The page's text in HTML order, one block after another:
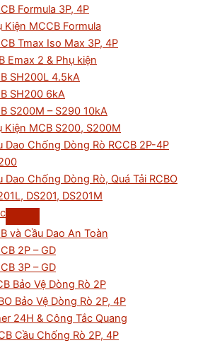
Formula 3P, 4P
Kiện MCCB Formula
Tmax Iso Max 3P, 4P
Emax 2 & Phụ kiện
SH200L 4.5kA
SH200 6kA
S200M – S290 10kA
Kiện MCB S200, S200M
Dao Chống Dòng Rò RCCB 2P-4P
Dao Chống Dòng Rò, Quá Tải RCBO
DS201, DS201M
và Cầu Dao An Toàn
2P – GD
3P – GD
Bảo Vệ Dòng Rò 2P
Bảo Vệ Dòng Rò 2P, 4P
24H & Công Tắc Quang
Cầu Chống Rò 2P, 4P